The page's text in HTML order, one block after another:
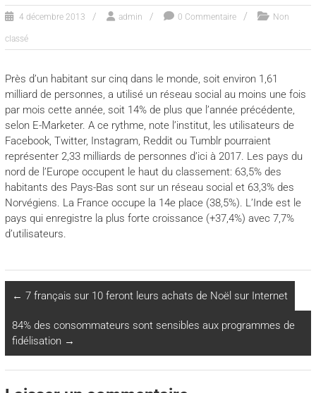
4 décembre 2013 admin 0 Commentaire Non
classé
Près d’un habitant sur cinq dans le monde, soit environ 1,61
milliard de personnes, a utilisé un réseau social au moins une fois
par mois cette année, soit 14% de plus que l’année précédente,
selon E-Marketer. A ce rythme, note l’institut, les utilisateurs de
Facebook, Twitter, Instagram, Reddit ou Tumblr pourraient
représenter 2,33 milliards de personnes d’ici à 2017. Les pays du
nord de l’Europe occupent le haut du classement: 63,5% des
habitants des Pays-Bas sont sur un réseau social et 63,3% des
Norvégiens. La France occupe la 14e place (38,5%). L’Inde est le
pays qui enregistre la plus forte croissance (+37,4%) avec 7,7%
d’utilisateurs.
← 7 français sur 10 feront leurs achats de Noël sur Internet
84% des consommateurs sont sensibles aux programmes de
fidélisation →